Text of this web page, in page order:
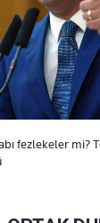
fezlekeler mi?